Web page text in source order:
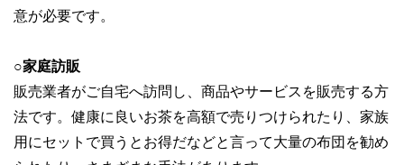
意が必要です。
○家庭訪販
販売業者がご自宅へ訪問し、商品やサービスを販売する方
法です。健康に良いお茶を高額で売りつけられたり、家族
用にセットで買うとお得だなどと言って大量の布団を勧め